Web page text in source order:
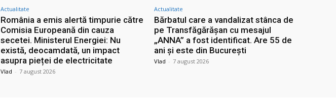
Actualitate
România a emis alertă timpurie către
Comisia Europeană din cauza
secetei. Ministerul Energiei: Nu
există, deocamdată, un impact
asupra pieței de electricitate
Vlad - 7 august 2026
Actualitate
Bărbatul care a vandalizat stânca de
pe Transfăgărășan cu mesajul
„ANNA” a fost identificat. Are 55 de
ani și este din București
Vlad - 7 august 2026